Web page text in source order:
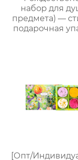
набор для
предмета) —
подарочная
[Опт/